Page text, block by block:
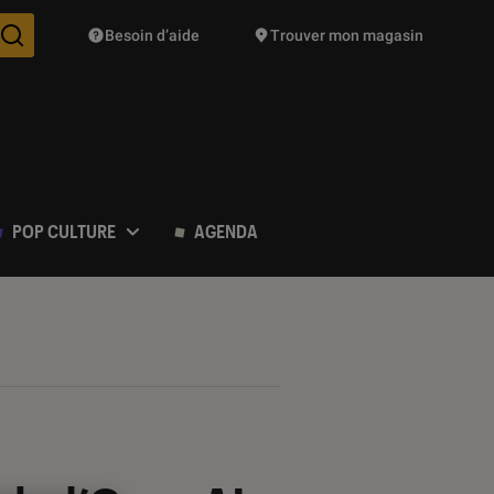
Des suggestions de produits vont vous être proposées
Besoin d’aide Trouver mon magasin
POP CULTURE AGENDA